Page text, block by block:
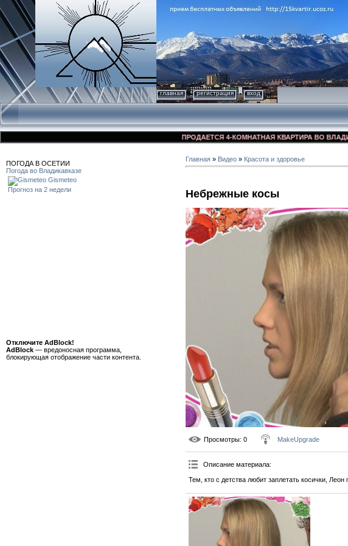
главная регистрация вход
ПРОДАЕТСЯ 4-КОМНАТНАЯ КВАРТИРА ВО
ПОГОДА В ОСЕТИИ
Погода во Владикавказе
Gismeteo
Прогноз на 2 недели
Отключите AdBlock!
AdBlock — вредоносная программа,
блокирующая отображение части контента.
Главная » Видео » Красота и здоровье
Небрежные косы
Просмотры: 0 MakeUpgrade
Описание материала:
Тем, кто с детства любит заплетать косички,